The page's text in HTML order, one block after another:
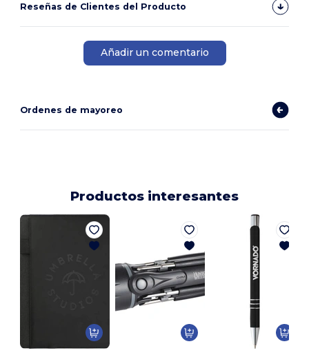
Reseñas de Clientes del Producto
Añadir un comentario
Ordenes de mayoreo
Productos interesantes